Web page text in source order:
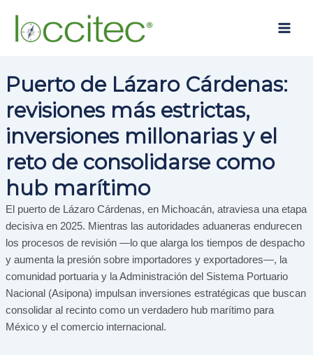
contenido
Puerto de Lázaro Cárdenas:
revisiones más estrictas,
inversiones millonarias y el
reto de consolidarse como
hub marítimo
El puerto de Lázaro Cárdenas, en Michoacán, atraviesa una etapa
decisiva en 2025. Mientras las autoridades aduaneras endurecen
los procesos de revisión —lo que alarga los tiempos de despacho
y aumenta la presión sobre importadores y exportadores—, la
comunidad portuaria y la Administración del Sistema Portuario
Nacional (Asipona) impulsan inversiones estratégicas que buscan
consolidar al recinto como un verdadero hub marítimo para
México y el comercio internacional.